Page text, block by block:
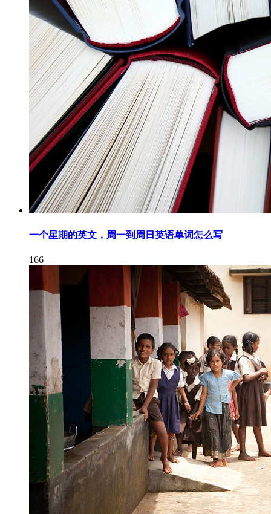
一个星期的英文，周一到周日英语单词怎么写
166